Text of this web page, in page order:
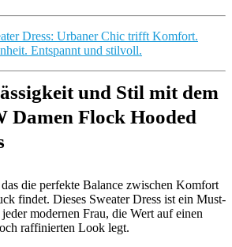
und Stil mit dem
Damen Flock Hooded
die perfekte Balance zwischen Komfort
findet. Dieses Sweater Dress ist ein Must-
modernen Frau, die Wert auf einen
raffinierten Look legt.